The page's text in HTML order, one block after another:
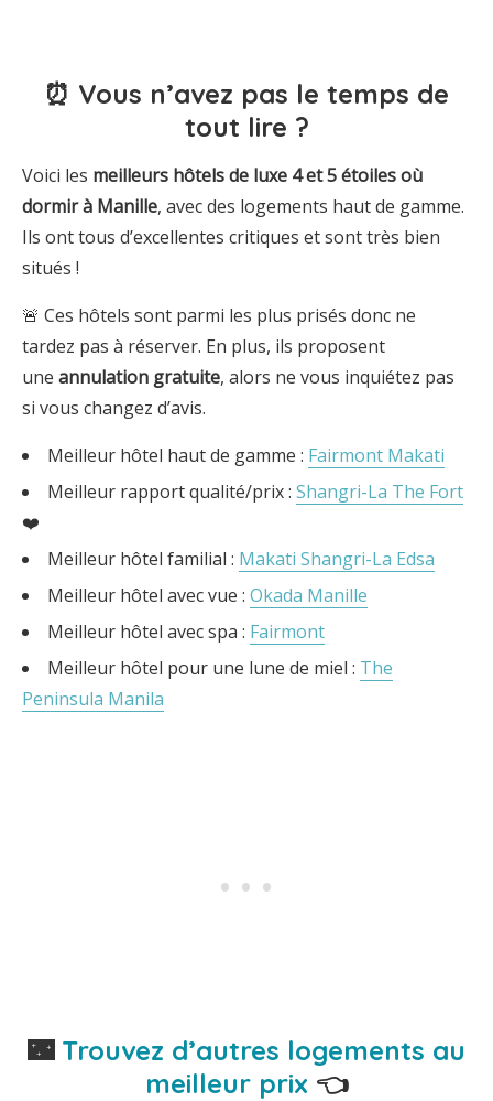
⏰ Vous n’avez pas le temps de
tout lire ?
Voici les meilleurs hôtels de luxe 4 et 5 étoiles où
dormir à Manille, avec des logements haut de gamme.
Ils ont tous d’excellentes critiques et sont très bien
situés !
🚨 Ces hôtels sont parmi les plus prisés donc ne
tardez pas à réserver. En plus, ils proposent
une annulation gratuite, alors ne vous inquiétez pas
si vous changez d’avis.
Meilleur hôtel haut de gamme : Fairmont Makati
Meilleur rapport qualité/prix : Shangri-La The Fort
❤️
Meilleur hôtel familial : Makati Shangri-La Edsa
Meilleur hôtel avec vue : Okada Manille
Meilleur hôtel avec spa : Fairmont
Meilleur hôtel pour une lune de miel : The
Peninsula Manila
🌃 Trouvez d’autres logements au
meilleur prix 👈